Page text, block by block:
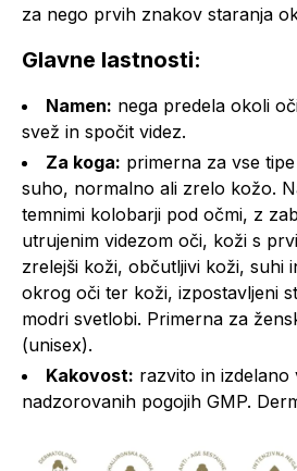
za nego prvih znakov staranja
Glavne lastnosti:
Namen: nega predela okoli
svež in spočit videz.
Za koga: primerna za vse
suho, normalno ali zrelo kožo.
temnimi kolobarji pod očmi, z
utrujenim videzom oči, koži s
zrelejši koži, občutljivi koži, suhi
okrog oči ter koži, izpostavljeni
modri svetlobi. Primerna za
(unisex).
Kakovost: razvito in izdelano
nadzorovanih pogojih GMP.